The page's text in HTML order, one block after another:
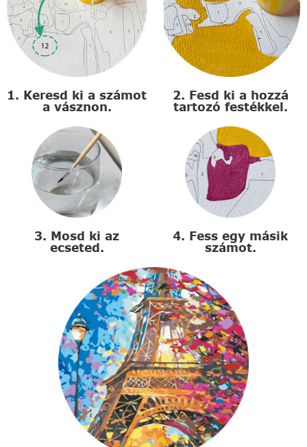
1. Keresd ki a számot
a vásznon.
2. Fesd ki a hozzá
tartozó festékkel.
3. Mosd ki az
ecseted.
4. Fess egy másik
számot.